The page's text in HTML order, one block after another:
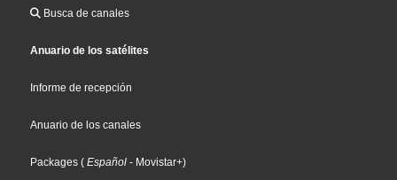
Busca de canales
Anuario de los satélites
Informe de recepción
Anuario de los canales
Packages ( Español - Movistar+)